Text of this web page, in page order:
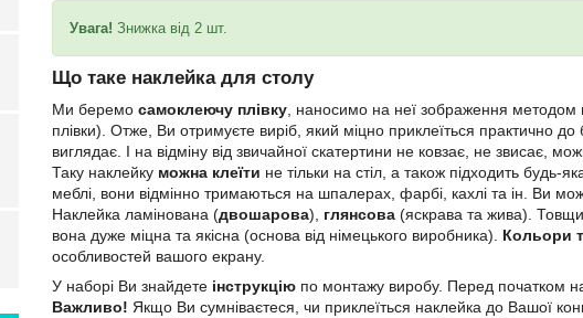
Увага! Знижка від 2 шт.
Що таке наклейка для столу
Ми беремо самоклеючу плівку , наносимо на неї зображення
плівки). Отже, Ви отримуєте виріб, який міцно приклеїться практично
виглядає. І на відміну від звичайної скатертини не ковзає, не звисає,
Таку наклейку можна клеїти не тільки на стіл, а також підходить
меблі, вони відмінно тримаються на шпалерах, фарбі, кахлі та ін. Ви
Наклейка ламінована (двошарова), глянсова (яскрава та жива).
вона дуже міцна та якісна (основа від німецького виробника). Кольори
особливостей вашого екрану.
У наборі Ви знайдете інструкцію по монтажу виробу. Перед початком
Важливо! Якщо Ви сумніваєтеся, чи приклеїться наклейка до Вашої